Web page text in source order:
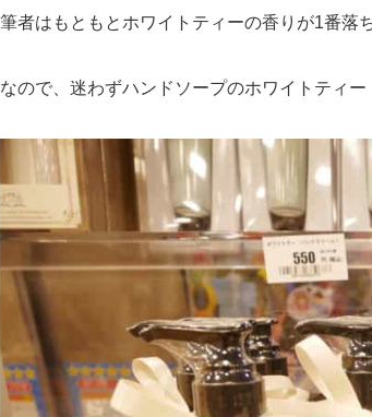
筆者はもともとホワイトティーの香りが1番落
なので、迷わずハンドソープのホワイトティ